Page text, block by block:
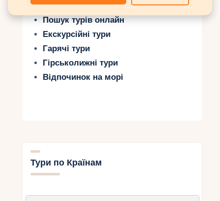
Світу
Пошук турів онлайн
Екскурсійні тури
Гарячі тури
Гірськолижні тури
Відпочинок на морі
Тури по Країнам